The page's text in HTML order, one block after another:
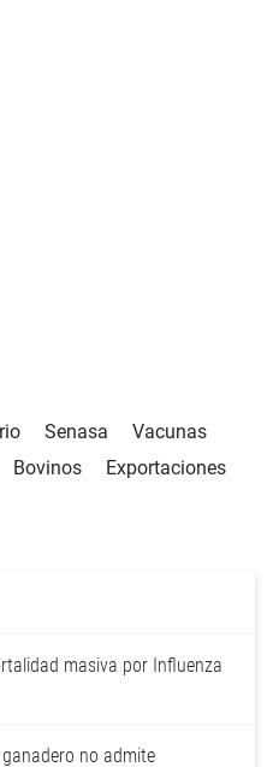
Senasa
Vacunas
Bovinos
Exportaciones
masiva por Influenza
no admite